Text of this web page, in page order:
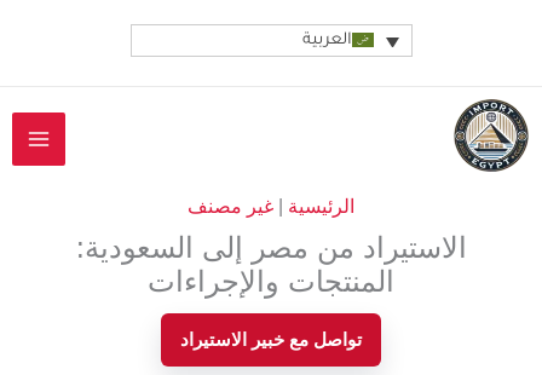
العربية
الرئيسية غير مصنف
الاستيراد من مصر إلى السعودية:
المنتجات والإجراءات
تواصل مع خبير الاستيراد